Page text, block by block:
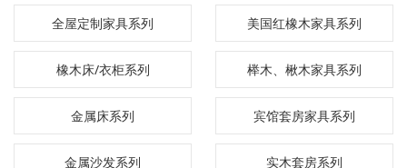
全屋定制家具系列 美国红橡木家具系列
橡木床/衣柜系列 榉木、楸木家具系列
金属床系列 宾馆套房家具系列
金属沙发系列 实木套房系列